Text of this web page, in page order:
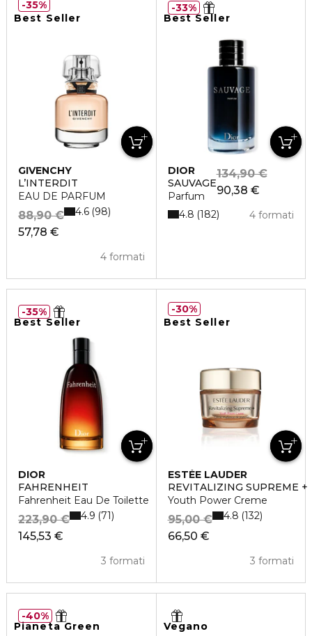
Best Seller
GIVENCHY
L’INTERDIT
EAU DE PARFUM
57,78 €
88,90 €
4 formati
4.6 98
35%
Best Seller
DIOR
SAUVAGE
Parfum
90,38 €
134,90 €
4 formati
4.8 182
33%
Best Seller
DIOR
FAHRENHEIT
Fahrenheit Eau De Toilette
145,53 €
223,90 €
3 formati
4.9 71
35%
Best Seller
ESTÉE LAUDER
REVITALIZING SUPREME +
Youth Power Creme
66,50 €
95,00 €
3 formati
4.8 132
30%
Pianeta Green
40%
Vegano